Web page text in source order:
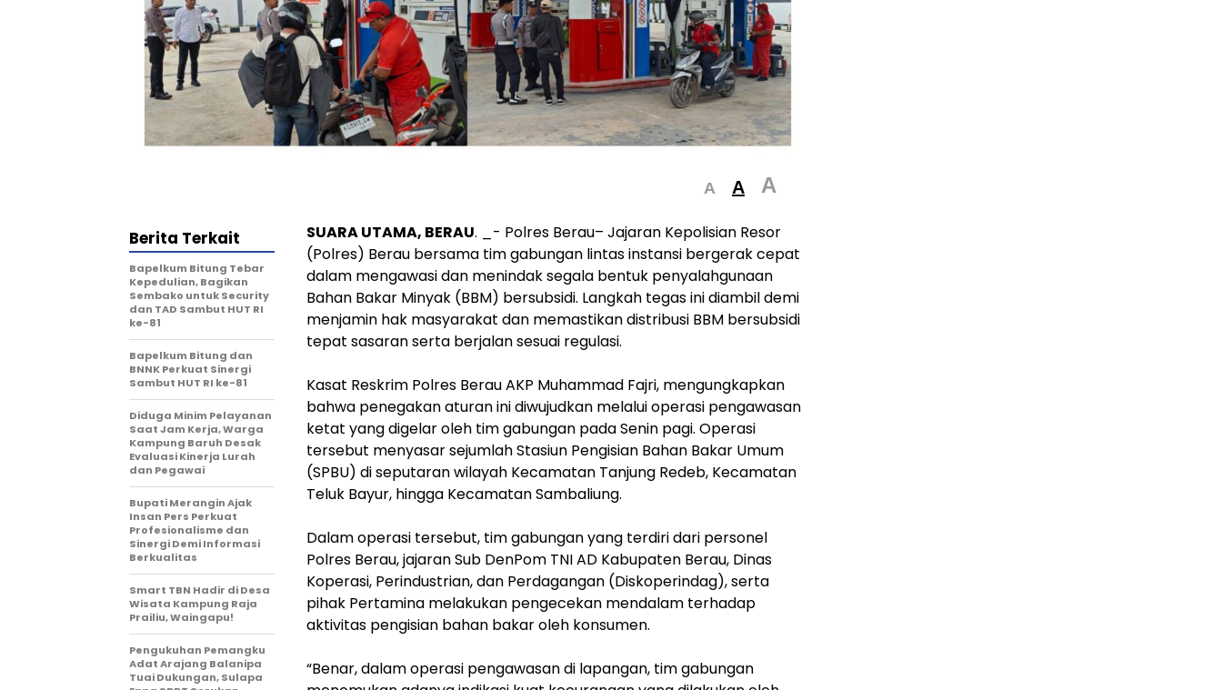
A A A
SUARA UTAMA, BERAU. _- Polres Berau– Jajaran Kepolisian Resor
(Polres) Berau bersama tim gabungan lintas instansi bergerak cepat
dalam mengawasi dan menindak segala bentuk penyalahgunaan
Bahan Bakar Minyak (BBM) bersubsidi. Langkah tegas ini diambil demi
menjamin hak masyarakat dan memastikan distribusi BBM bersubsidi
tepat sasaran serta berjalan sesuai regulasi.
‎Kasat Reskrim Polres Berau AKP Muhammad Fajri, mengungkapkan
bahwa penegakan aturan ini diwujudkan melalui operasi pengawasan
ketat yang digelar oleh tim gabungan pada Senin pagi. Operasi
tersebut menyasar sejumlah Stasiun Pengisian Bahan Bakar Umum
(SPBU) di seputaran wilayah Kecamatan Tanjung Redeb, Kecamatan
Teluk Bayur, hingga Kecamatan Sambaliung.
‎Dalam operasi tersebut, tim gabungan yang terdiri dari personel
Polres Berau, jajaran Sub DenPom TNI AD Kabupaten Berau, Dinas
Koperasi, Perindustrian, dan Perdagangan (Diskoperindag), serta
pihak Pertamina melakukan pengecekan mendalam terhadap
aktivitas pengisian bahan bakar oleh konsumen.
‎“Benar, dalam operasi pengawasan di lapangan, tim gabungan
Berita Terkait
Bapelkum Bitung Tebar
Kepedulian, Bagikan
Sembako untuk Security
dan TAD Sambut HUT RI
ke-81
Bapelkum Bitung dan
BNNK Perkuat Sinergi
Sambut HUT RI ke-81
Diduga Minim Pelayanan
Saat Jam Kerja, Warga
Kampung Baruh Desak
Evaluasi Kinerja Lurah
dan Pegawai
Bupati Merangin Ajak
Insan Pers Perkuat
Profesionalisme dan
Sinergi Demi Informasi
Berkualitas
Smart TBN Hadir di Desa
Wisata Kampung Raja
Prailiu, Waingapu!
Pengukuhan Pemangku
Adat Arajang Balanipa
Tuai Dukungan, Sulapa